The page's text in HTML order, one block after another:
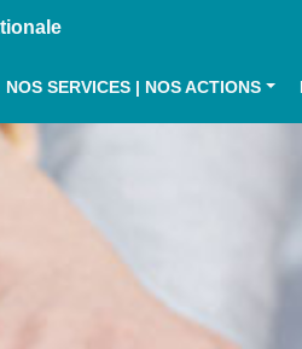
NOS SERVICES | NOS ACTIONS